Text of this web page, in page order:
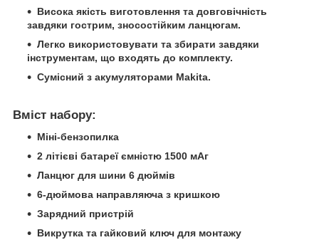
Висока якість виготовлення та довговічність
завдяки гострим, зносостійким ланцюгам.
Легко використовувати та збирати завдяки
інструментам, що входять до комплекту.
Сумісний з акумуляторами Makita.
Вміст набору:
Міні-бензопилка
2 літієві батареї ємністю 1500 мАг
Ланцюг для шини 6 дюймів
6-дюймова направляюча з кришкою
Зарядний пристрій
Викрутка та гайковий ключ для монтажу